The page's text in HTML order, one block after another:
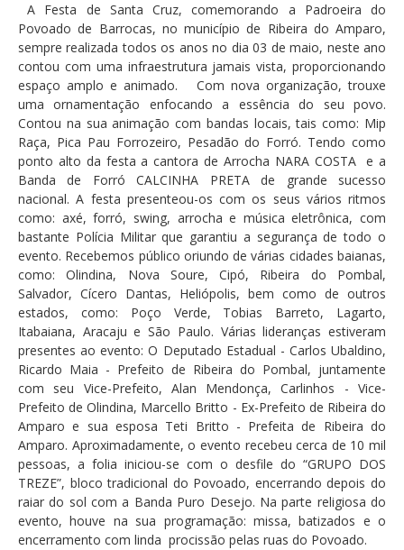
A Festa de Santa Cruz, comemorando a Padroeira do
Povoado de Barrocas, no município de Ribeira do Amparo,
sempre realizada todos os anos no dia 03 de maio, neste ano
contou com uma infraestrutura jamais vista, proporcionando
espaço amplo e animado. Com nova organização, trouxe
uma ornamentação enfocando a essência do seu povo.
Contou na sua animação com bandas locais, tais como: Mip
Raça, Pica Pau Forrozeiro, Pesadão do Forró. Tendo como
ponto alto da festa a cantora de Arrocha NARA COSTA e a
Banda de Forró CALCINHA PRETA de grande sucesso
nacional. A festa presenteou-os com os seus vários ritmos
como: axé, forró, swing, arrocha e música eletrônica, com
bastante Polícia Militar que garantiu a segurança de todo o
evento. Recebemos público oriundo de várias cidades baianas,
como: Olindina, Nova Soure, Cipó, Ribeira do Pombal,
Salvador, Cícero Dantas, Heliópolis, bem como de outros
estados, como: Poço Verde, Tobias Barreto, Lagarto,
Itabaiana, Aracaju e São Paulo. Várias lideranças estiveram
presentes ao evento: O Deputado Estadual - Carlos Ubaldino,
Ricardo Maia - Prefeito de Ribeira do Pombal, juntamente
com seu Vice-Prefeito, Alan Mendonça, Carlinhos - Vice-
Prefeito de Olindina, Marcello Britto - Ex-Prefeito de Ribeira do
Amparo e sua esposa Teti Britto - Prefeita de Ribeira do
Amparo. Aproximadamente, o evento recebeu cerca de 10 mil
pessoas, a folia iniciou-se com o desfile do “GRUPO DOS
TREZE”, bloco tradicional do Povoado, encerrando depois do
raiar do sol com a Banda Puro Desejo. Na parte religiosa do
evento, houve na sua programação: missa, batizados e o
encerramento com linda procissão pelas ruas do Povoado.